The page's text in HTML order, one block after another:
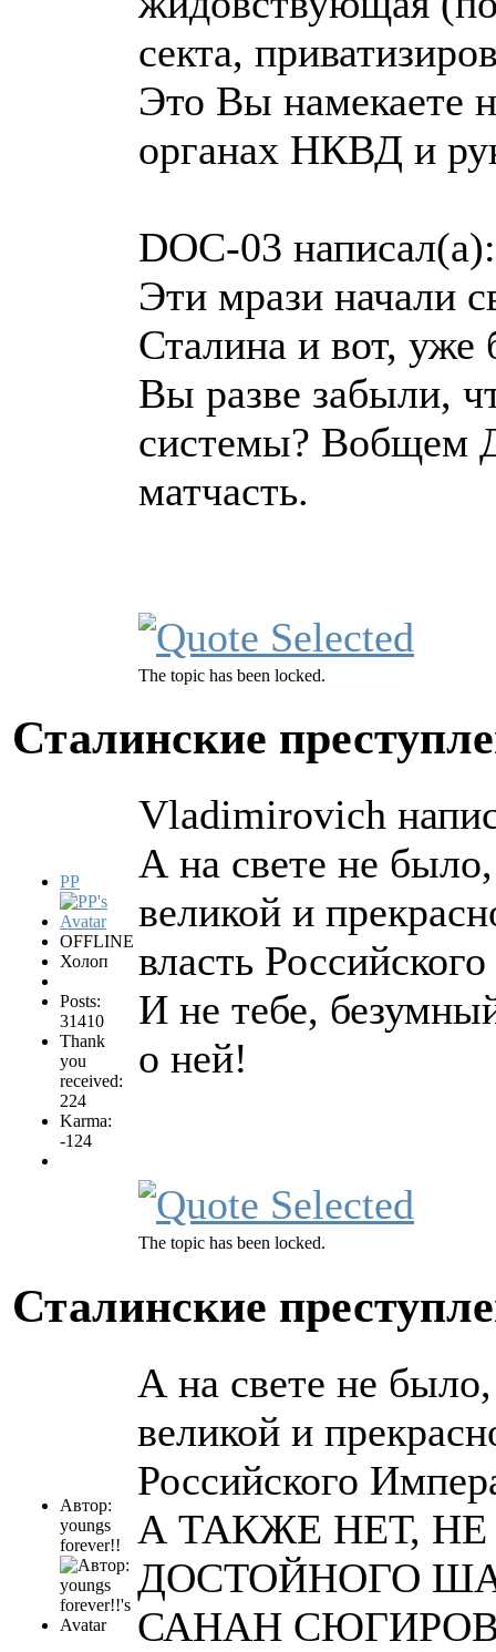
секта,
Это Вы намекаете
органах НКВД и
DOC-03 написал(а):
Эти мрази начали
Сталина и вот, уже
Вы разве забыли,
системы? Вобщем
матчасть.
The topic has been locked.
Сталинские
PP
OFFLINE
Холоп
Posts:
31410
Thank
you
received:
224
Karma:
-124
Vladimirovich
А на свете не
великой и
власть
И не тебе,
о ней!
The topic has been locked.
Сталинские
Автор:
youngs
forever!!
А на свете не было,
великой и
Российского
А ТАКЖЕ НЕТ,
ДОСТОЙНОГО
САНАН